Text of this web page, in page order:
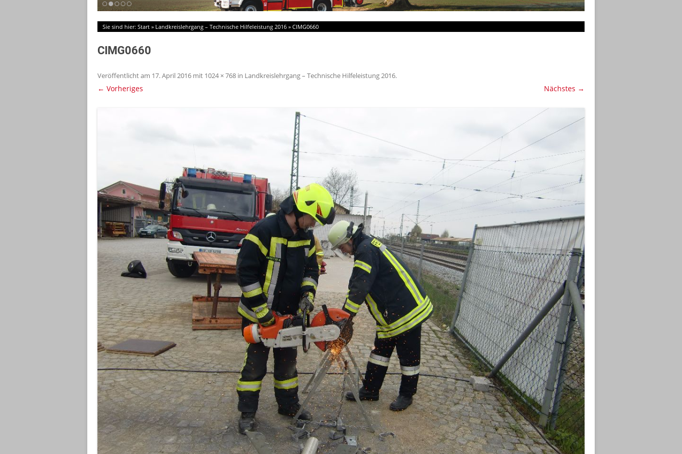
Sie sind hier: Start » Landkreislehrgang – Technische Hilfeleistung 2016 » CIMG0660
CIMG0660
Veröffentlicht am 17. April 2016 mit 1024 × 768 in Landkreislehrgang – Technische Hilfeleistung 2016.
← Vorheriges Nächstes →